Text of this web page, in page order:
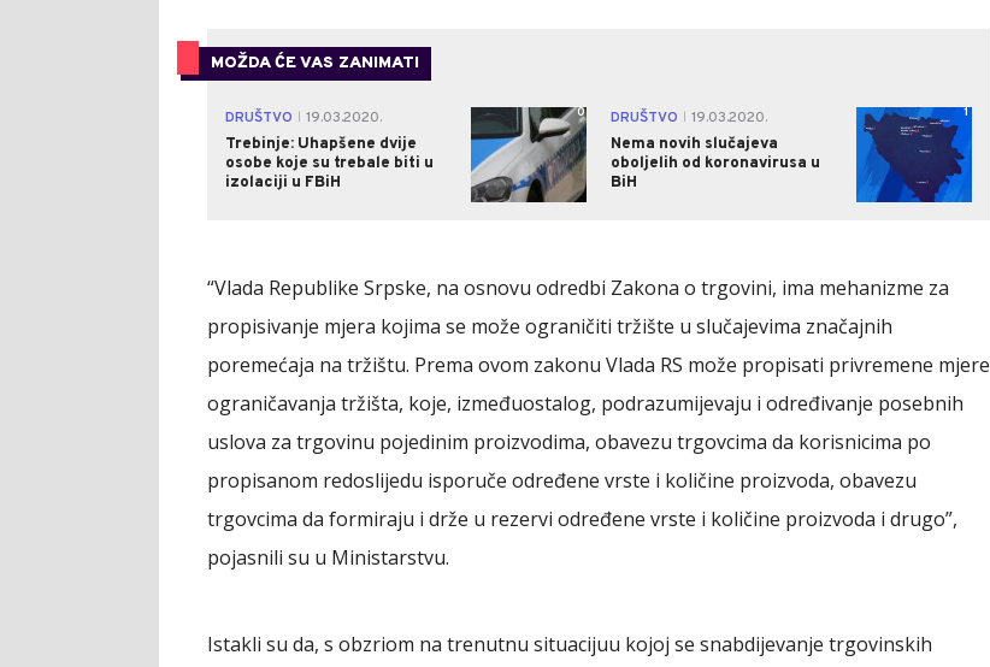
MOŽDA ĆE VAS ZANIMATI
DRUŠTVO
19.03.2020.
Trebinje: Uhapšene dvije
osobe koje su trebale biti u
izolaciji u FBiH
0 DRUŠTVO
19.03.2020.
Nema novih slučajeva
oboljelih od koronavirusa u
BiH
1
“Vlada Republike Srpske, na osnovu odredbi Zakona o trgovini, ima mehanizme za
propisivanje mjera kojima se može ograničiti tržište u slučajevima značajnih
poremećaja na tržištu. Prema ovom zakonu Vlada RS može propisati privremene mjere
ograničavanja tržišta, koje, izmeđuostalog, podrazumijevaju i određivanje posebnih
uslova za trgovinu pojedinim proizvodima, obavezu trgovcima da korisnicima po
propisanom redoslijedu isporuče određene vrste i količine proizvoda, obavezu
trgovcima da formiraju i drže u rezervi određene vrste i količine proizvoda i drugo”,
pojasnili su u Ministarstvu.
Istakli su da, s obzriom na trenutnu situacijuu kojoj se snabdijevanje trgovinskih